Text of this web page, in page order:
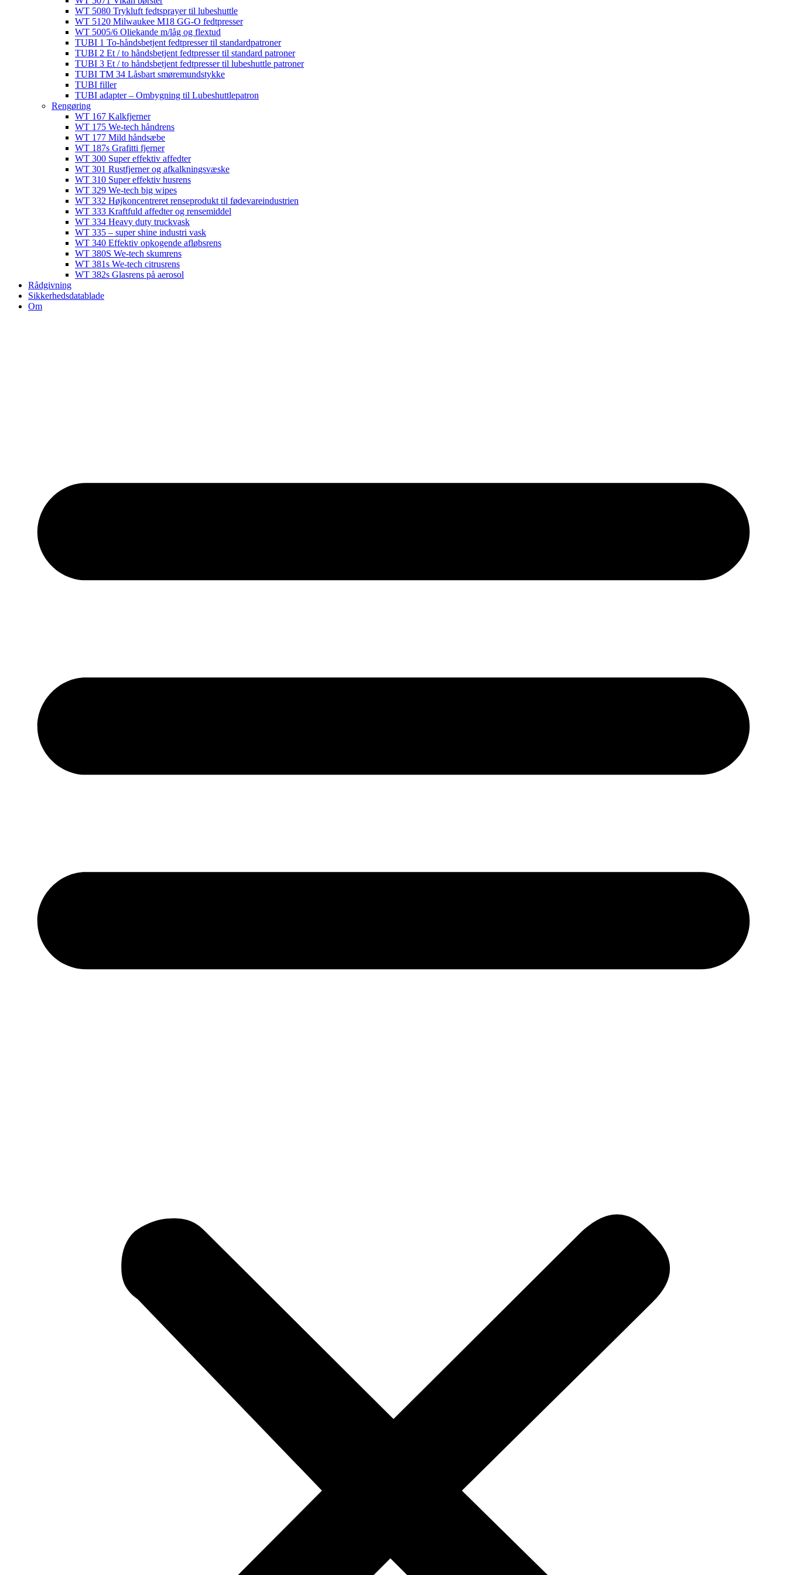
WT 5080 Trykluft fedtsprayer til lubeshuttle
WT 5120 Milwaukee M18 GG-O fedtpresser
WT 5005/6 Oliekande m/låg og flextud​
TUBI 1 To-håndsbetjent fedtpresser til standardpatroner
TUBI 2 Et / to håndsbetjent fedtpresser til standard patroner
TUBI 3 Et / to håndsbetjent fedtpresser til lubeshuttle patroner
TUBI TM 34 Låsbart smøremundstykke
TUBI filler
TUBI adapter​ – Ombygning til Lubeshuttlepatron
Rengøring
WT 167 Kalkfjerner
WT 175 We-tech håndrens
WT 177 Mild håndsæbe
WT 187s Grafitti fjerner
WT 300 Super effektiv affedter​
WT 301 Rustfjerner og afkalkningsvæske
WT 310 Super effektiv husrens
WT 329 We-tech big wipes
WT 332 Højkoncentreret renseprodukt til fødevareindustrien
WT 333 Kraftfuld affedter og rensemiddel
WT 334 Heavy duty truckvask
WT 335 – super shine industri vask
WT 340 Effektiv opkogende afløbsrens
WT 380S We-tech skumrens
WT 381s We-tech citrusrens
WT 382s Glasrens på aerosol​
Rådgivning
Sikkerhedsdatablade
Om